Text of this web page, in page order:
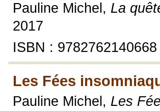
Pauline Michel, La
2017
ISBN : 9782762140668
Les Fées
Pauline Michel, Les